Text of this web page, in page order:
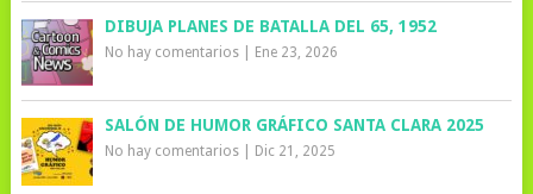
DIBUJA PLANES DE BATALLA DEL 65, 1952
No hay comentarios| Ene 23, 2026
SALÓN DE HUMOR GRÁFICO SANTA CLARA 2025
No hay comentarios| Dic 21, 2025